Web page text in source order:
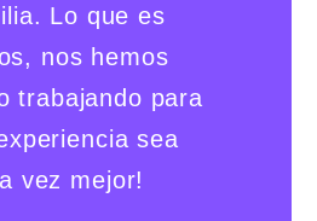
Lo que es
nos hemos
trabajando para
sea
vez mejor!